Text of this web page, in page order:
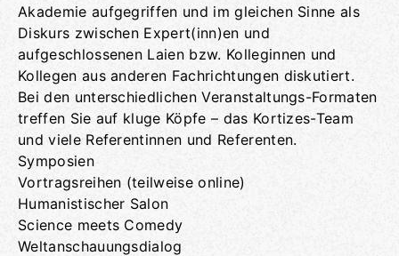
Akademie aufgegriffen und im gleichen Sinne als
Diskurs zwischen Expert(inn)en und
aufgeschlossenen Laien bzw. Kolleginnen und
Kollegen aus anderen Fachrichtungen diskutiert.
Bei den unterschiedlichen Veranstaltungs-Formaten
treffen Sie auf kluge Köpfe – das Kortizes-Team
und viele Referentinnen und Referenten.
Symposien
Vortragsreihen (teilweise online)
Humanistischer Salon
Science meets Comedy
Weltanschauungsdialog